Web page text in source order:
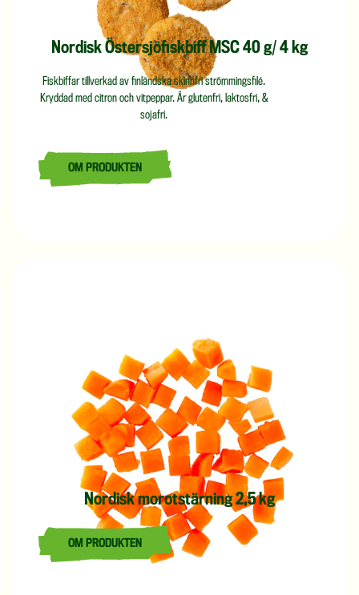
Nordisk Östersjöfiskbiff MSC 40 g/ 4 kg
Fiskbiffar tillverkad av finländska skinnfri strömmingsfilé.
Kryddad med citron och vitpeppar. Är glutenfri, laktosfri, &
sojafri.
LÄS MER OM NORDISK ÖSTERSJÖFISKBIFF MSC 40 G/ 4
OM PRODUKTEN
Nordisk morotstärning 2,5 kg
LÄS MER OM NORDISK MOROTSTÄRNING 2,5 KG
OM PRODUKTEN